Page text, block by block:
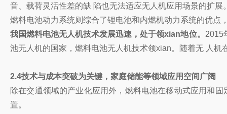
音、载荷灵活性差的缺 陷也无法适应无人机应用场景的扩展
燃料电池动力系统则综合了锂电池和内燃机动力系统的优
我国燃料电池无人机技术发展迅速，处于领xian地位。 2015
池无人机的国家，燃料电池无人机技术领xian。随着无 人
2.4技术与成本突破为关键，家庭储能等领域应用空间广阔
除在交通领域的产业化应用外，燃料电池在移动式应用和
置。